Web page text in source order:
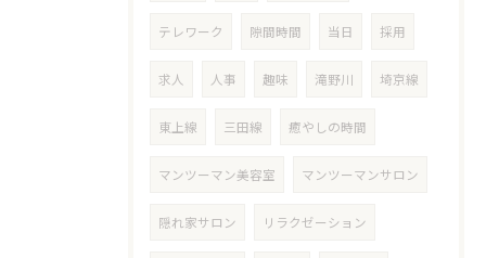
テレワーク 隙間時間 当日 採用
求人 人事 趣味 滝野川 埼京線
東上線 三田線 癒やしの時間
マンツーマン美容室 マンツーマンサロン
隠れ家サロン リラクゼーション